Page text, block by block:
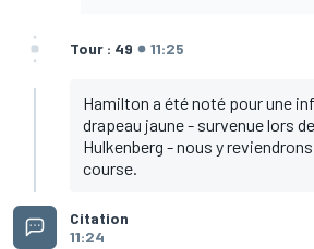
Tour : 49 11:25
Hamilton a été noté pour une
drapeau jaune - survenue lors
Hulkenberg - nous y
course.
Citation
11:24